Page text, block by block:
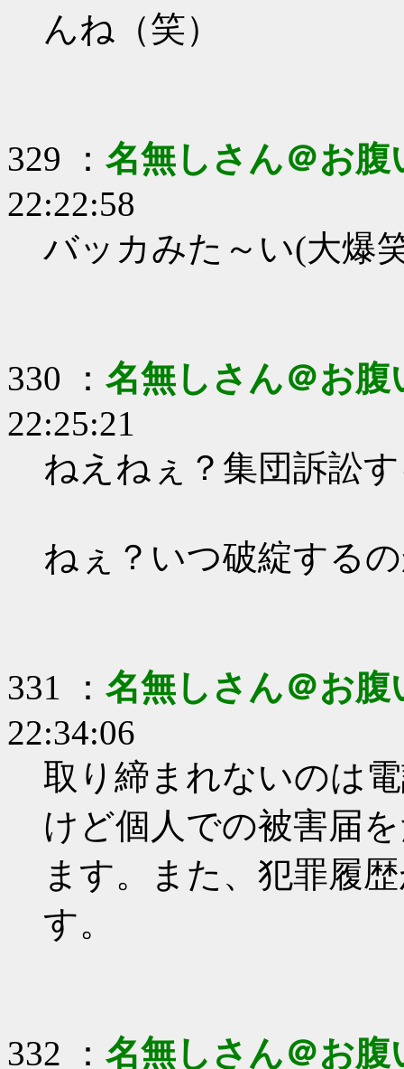
んね（笑）
329 ： 名無しさん＠お腹
22:22:58
バッカみた～い(大爆
330 ： 名無しさん＠お腹
22:25:21
ねえねぇ？集団訴訟
ねぇ？いつ破綻する
331 ： 名無しさん＠お腹
22:34:06
取り締まれないのは
けど個人での被害届
ます。また、犯罪履
す。
332 ： 名無しさん＠お腹